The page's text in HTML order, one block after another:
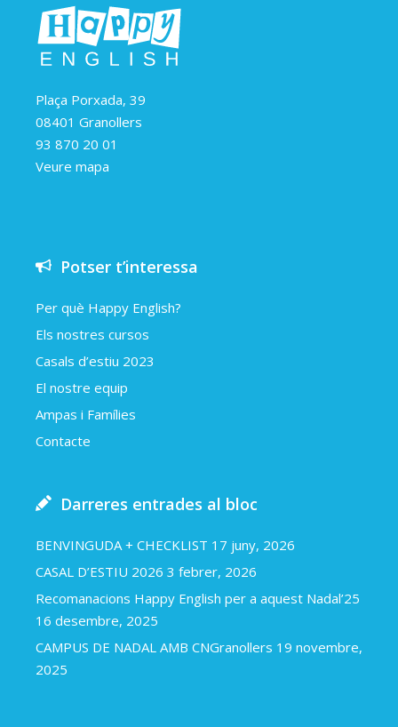
Plaça Porxada, 39
08401 Granollers
93 870 20 01
Veure mapa
Potser t’interessa
Per què Happy English?
Els nostres cursos
Casals d’estiu 2023
El nostre equip
Ampas i Famílies
Contacte
Darreres entrades al bloc
BENVINGUDA + CHECKLIST 17 juny, 2026
CASAL D’ESTIU 2026 3 febrer, 2026
Recomanacions Happy English per a aquest Nadal’25
16 desembre, 2025
CAMPUS DE NADAL AMB CNGranollers 19 novembre,
2025